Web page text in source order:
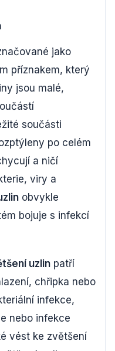
jako
příznakem, který
jsou malé,
součásti
po celém
a ničí
viry a
obvykle
bojuje s infekcí
uzlin patří
chřipka nebo
infekce,
nebo infekce
vést ke zvětšení